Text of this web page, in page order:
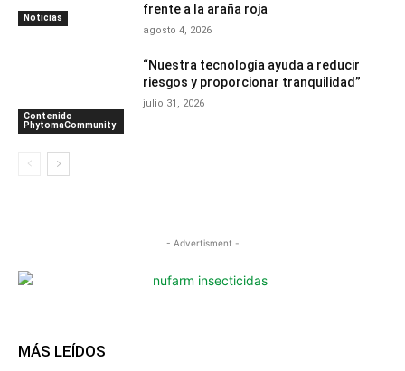
Noticias
frente a la araña roja
agosto 4, 2026
Contenido
PhytomaCommunity
“Nuestra tecnología ayuda a reducir
riesgos y proporcionar tranquilidad”
julio 31, 2026
- Advertisment -
MÁS LEÍDOS